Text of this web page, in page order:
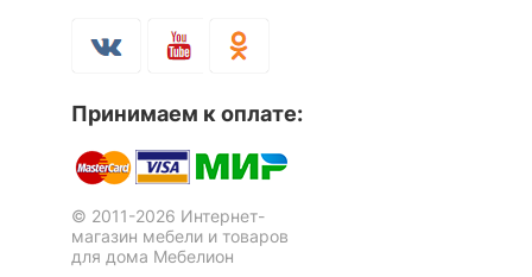
Принимаем к оплате:
© 2011-2026 Интернет-
магазин мебели и товаров
для дома Мебелион